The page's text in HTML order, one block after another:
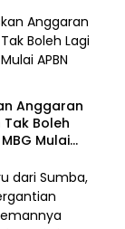
Anggaran
Tak Boleh
Mulai